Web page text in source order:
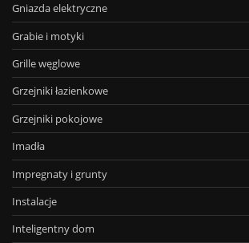
Gniazda elektryczne
Grabie i motyki
Grille węglowe
Grzejniki łazienkowe
Grzejniki pokojowe
Imadła
Impregnaty i grunty
Instalacje
Inteligentny dom